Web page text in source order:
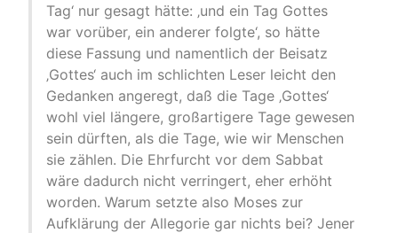
Tag‘ nur gesagt hätte: ‚und ein Tag Gottes
war vorüber, ein anderer folgte‘, so hätte
diese Fassung und namentlich der Beisatz
‚Gottes‘ auch im schlichten Leser leicht den
Gedanken angeregt, daß die Tage ‚Gottes‘
wohl viel längere, großartigere Tage gewesen
sein dürften, als die Tage, wie wir Menschen
sie zählen. Die Ehrfurcht vor dem Sabbat
wäre dadurch nicht verringert, eher erhöht
worden. Warum setzte also Moses zur
Aufklärung der Allegorie gar nichts bei? Jener